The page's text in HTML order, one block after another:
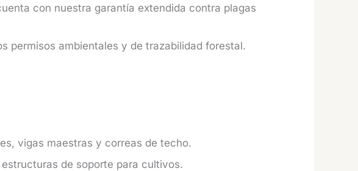
con nuestra garantía extendida contra plagas
permisos ambientales y de trazabilidad forestal.
vigas maestras y correas de techo.
de soporte para cultivos.